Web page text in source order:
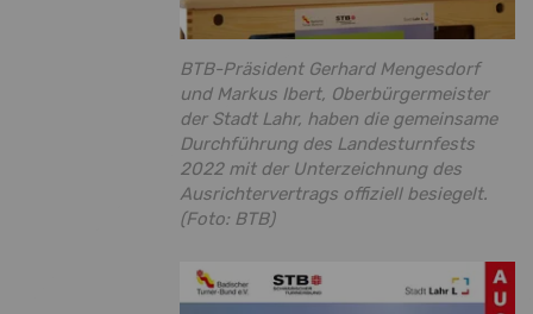
BTB-Präsident Gerhard Mengesdorf
und Markus Ibert, Oberbürgermeister
der Stadt Lahr, haben die gemeinsame
Durchführung des Landesturnfests
2022 mit der Unterzeichnung des
Ausrichtervertrags offiziell besiegelt.
(Foto: BTB)